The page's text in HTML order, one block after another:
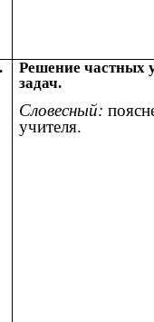
Решение частных
задач.
Словесный:
учителя.